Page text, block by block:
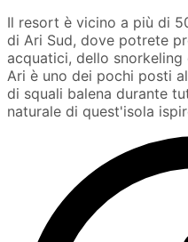
Il resort è vicino a più di
di Ari Sud, dove potrete
acquatici, dello
Ari è uno dei pochi posti
di squali balena durante
naturale di quest'isola